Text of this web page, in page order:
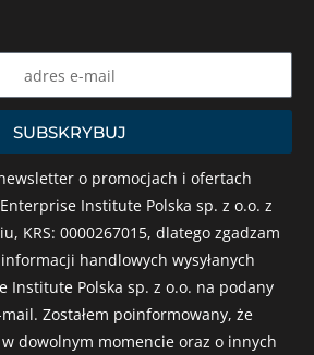
o promocjach i ofertach
Institute Polska sp. z o.o. z
KRS: 0000267015, dlatego zgadzam
handlowych wysyłanych
Institute Polska sp. z o.o. na podany
Zostałem poinformowany, że
dowolnym momencie oraz o innych
SUBSKRYBUJ